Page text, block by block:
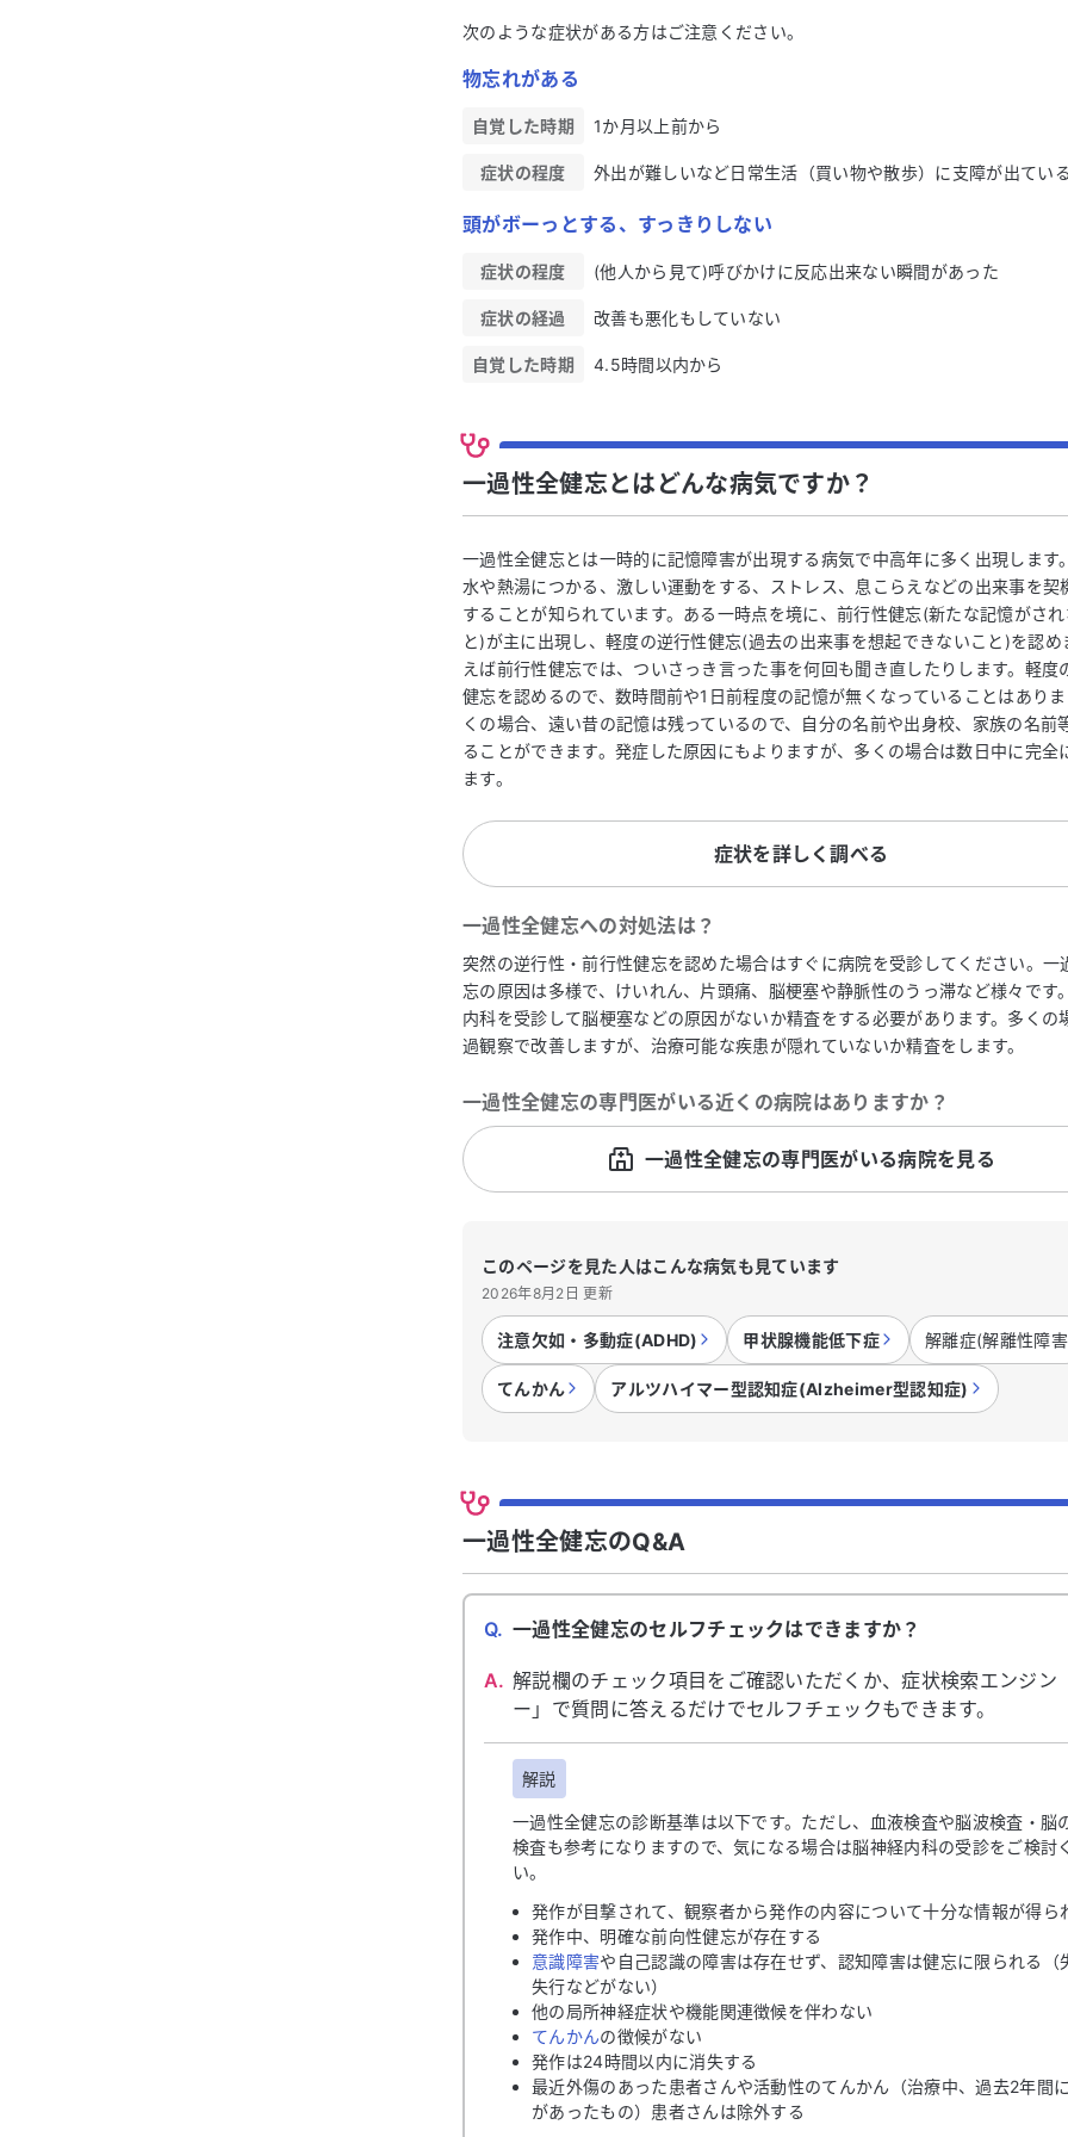
次のような症状がある方はご注意ください。
物忘れがある
自覚した時期 1か月以上前から
症状の程度 外出が難しいなど日常生活（買い物や散歩）に支障が出てい
頭がボーっとする、すっきりしない
症状の程度 (他人から見て)呼びかけに反応出来ない瞬間があった
症状の経過 改善も悪化もしていない
自覚した時期 4.5時間以内から
一過性全健忘とはどんな病気ですか？
一過性全健忘とは一時的に記憶障害が出現する病気で中高年に多く出現します
水や熱湯につかる、激しい運動をする、ストレス、息こらえなどの出来事を契
することが知られています。ある一時点を境に、前行性健忘(新たな記憶がさ
と)が主に出現し、軽度の逆行性健忘(過去の出来事を想起できないこと)を認め
えば前行性健忘では、ついさっき言った事を何回も聞き直したりします。軽度
健忘を認めるので、数時間前や1日前程度の記憶が無くなっていることはあり
くの場合、遠い昔の記憶は残っているので、自分の名前や出身校、家族の名前
ることができます。発症した原因にもよりますが、多くの場合は数日中に完全
ます。
症状を詳しく調べる
一過性全健忘への対処法は？
突然の逆行性・前行性健忘を認めた場合はすぐに病院を受診してください。一
忘の原因は多様で、けいれん、片頭痛、脳梗塞や静脈性のうっ滞など様々です
内科を受診して脳梗塞などの原因がないか精査をする必要があります。多くの
過観察で改善しますが、治療可能な疾患が隠れていないか精査をします。
一過性全健忘の専門医がいる近くの病院はありますか？
一過性全健忘の専門医がいる病院を見る
このページを見た人はこんな病気も見ています
2026年8月2日 更新
注意欠如・多動症(ADHD) 甲状腺機能低下症 解離症(解離性障
てんかん アルツハイマー型認知症(Alzheimer型認知症)
一過性全健忘のQ&A
Q. 一過性全健忘のセルフチェックはできますか？
A. 解説欄のチェック項目をご確認いただくか、症状検索エンジン
ー」で質問に答えるだけでセルフチェックもできます。
解説
一過性全健忘の診断基準は以下です。ただし、血液検査や脳波検査・脳
検査も参考になりますので、気になる場合は脳神経内科の受診をご検討
い。
発作が目撃されて、観察者から発作の内容について十分な情報が得ら
発作中、明確な前向性健忘が存在する
意識障害や自己認識の障害は存在せず、認知障害は健忘に限られる（
失行などがない）
他の局所神経症状や機能関連徴候を伴わない
てんかんの徴候がない
発作は24時間以内に消失する
最近外傷のあった患者さんや活動性のてんかん（治療中、過去2年間
があったもの）患者さんは除外する